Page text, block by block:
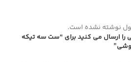
نوشته نشده است.
را ارسال می کنید برای “ست سه تیکه